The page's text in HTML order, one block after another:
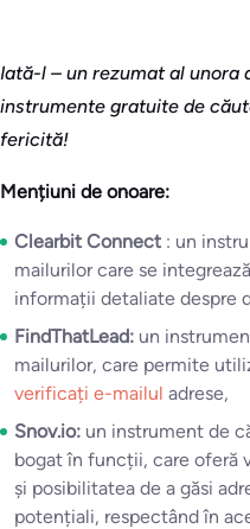
Iată-l – un rezumat al
instrumente gratuite de
fericită!
Mențiuni de onoare:
Clearbit Connect : un
mailurilor care se
informații detaliate despre
FindThatLead: un
mailurilor, care permite
verificați e-mailul adrese,
Snov.io: un instrument de
bogat în funcții, care oferă
și posibilitatea de a găsi
potențiali, respectând în